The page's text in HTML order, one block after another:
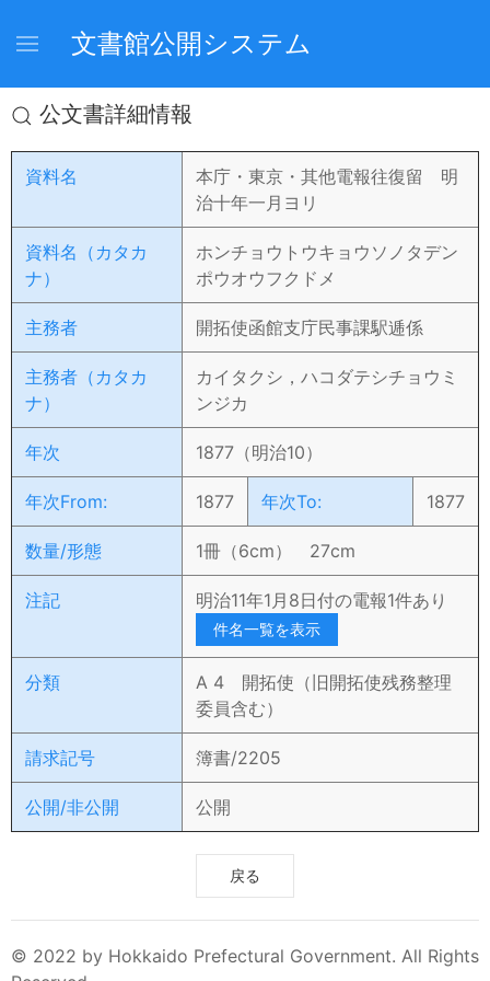
文書館公開システム
公文書詳細情報
資料名
本庁・東京・其他電報往復留 明
治十年一月ヨリ
資料名（カタカ
ナ）
ホンチョウトウキョウソノタデン
ポウオウフクドメ
主務者 開拓使函館支庁民事課駅逓係
主務者（カタカ
ナ）
カイタクシ，ハコダテシチョウミ
ンジカ
年次 1877（明治10）
年次From: 1877 年次To: 1877
数量/形態 1冊（6cm） 27cm
注記 明治11年1月8日付の電報1件あり
件名一覧を表示
分類
A 4 開拓使（旧開拓使残務整理
委員含む）
請求記号 簿書/2205
公開/非公開 公開
戻る
© 2022 by Hokkaido Prefectural Government. All Rights